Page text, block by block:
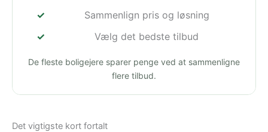
Sammenlign pris og løsning
Vælg det bedste tilbud
De fleste boligejere sparer penge ved at sammenligne
flere tilbud.
Det vigtigste kort fortalt